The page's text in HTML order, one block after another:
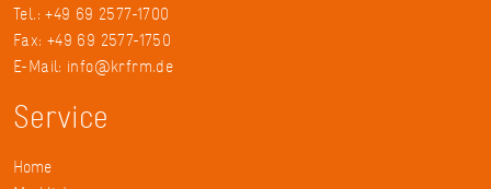
Tel.: +49 69 2577-1700
Fax: +49 69 2577-1750
E-Mail: info@krfrm.de
Service
Home